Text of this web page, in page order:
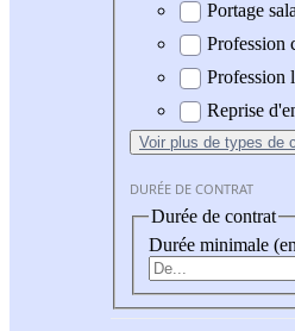
Portage
Profession
Profession
Reprise
Voir plus de types de
DURÉE DE CONTRAT
Durée de contrat
Durée minimale